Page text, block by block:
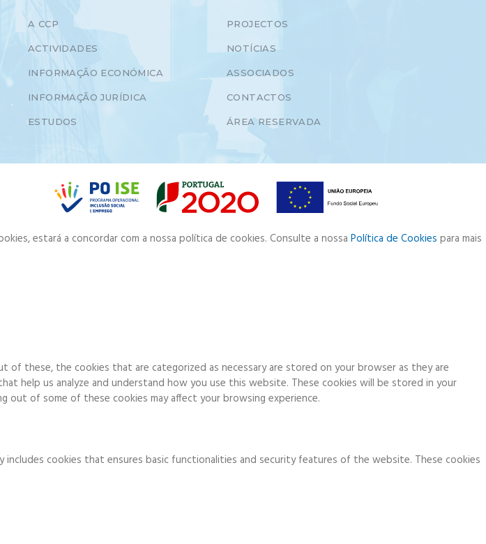
A CCP
ACTIVIDADES
INFORMAÇÃO ECONÓMICA
INFORMAÇÃO JURÍDICA
ESTUDOS
PROJECTOS
NOTÍCIAS
ASSOCIADOS
CONTACTOS
ÁREA RESERVADA
estará a concordar com a nossa política de cookies. Consulte a nossa Política de Cookies para mais
these, the cookies that are categorized as necessary are stored on your browser as they are
us analyze and understand how you use this website. These cookies will be stored in your
of some of these cookies may affect your browsing experience.
cookies that ensures basic functionalities and security features of the website. These cookies